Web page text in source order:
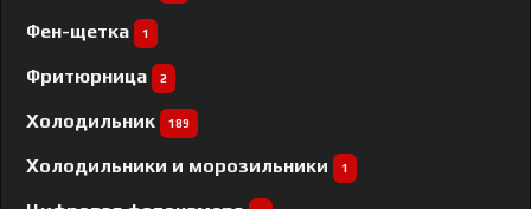
Фен-щетка 1
Фритюрница 2
Холодильник 189
Холодильники и морозильники 1